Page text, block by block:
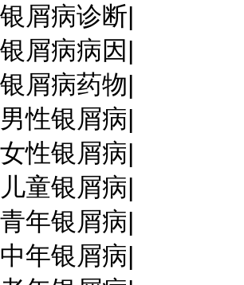
银屑病诊断|
银屑病病因|
银屑病药物|
男性银屑病|
女性银屑病|
儿童银屑病|
青年银屑病|
中年银屑病|